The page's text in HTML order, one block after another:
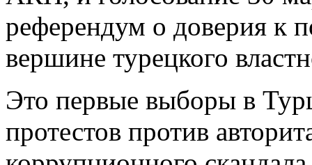
референдум о доверия к
вершине турецкого
Это первые выборы в
протестов против